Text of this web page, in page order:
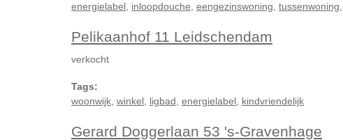
energielabel inloopdouche eengezinswoning tussenwoning
Pelikaanhof 11 Leidschendam
verkocht
Tags:
woonwijk winkel ligbad energielabel kindvriendelijk
Gerard Doggerlaan 53 's-Gravenhage